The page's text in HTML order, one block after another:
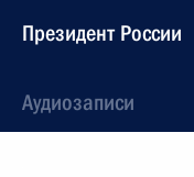
Президент России
Аудиозаписи